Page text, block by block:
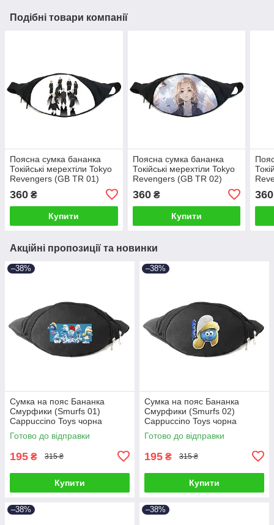
Подібні товари компанії
Поясна сумка бананка
Токійські мерехтіли Tokyo
Revengers (GB TR 01)
360 ₴
Купити
Поясна сумка бананка
Токійські мерехтіли Tokyo
Revengers (GB TR 02)
360₴
Купити
360
Акційні пропозиції та новинки
–38%
Сумка на пояс Бананка
Смурфики (Smurfs 01)
Cappuccino Toys чорна
Готово до відправки
195 ₴ 315 ₴
Купити
–38%
Сумка на пояс Бананка
Смурфики (Smurfs 02)
Cappuccino Toys чорна
Готово до відправки
195 ₴ 315 ₴
Купити
–38% –38%